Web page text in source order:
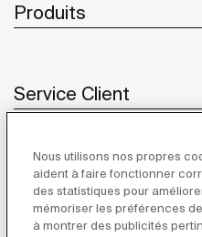
Produits
Service Client
À propos de Roca
Nous utilisons nos propres
aident à faire fonctionner
des statistiques pour
mémoriser les préférences
à montrer des publicités